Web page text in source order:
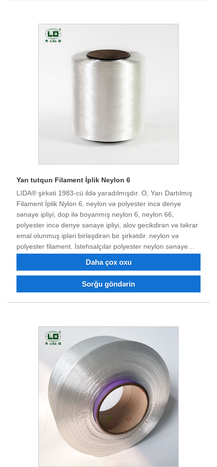
Yarı tutqun Filament İplik Neylon 6
LIDA® şirkəti 1983-cü ildə yaradılmışdır. O, Yarı Dartılmış
Filament İplik Nylon 6, neylon və polyester incə denye
sənaye ipliyi, dop ilə boyanmış neylon 6, neylon 66,
polyester incə denye sənaye ipliyi, alov gecikdirən və təkrar
emal olunmuş ipləri birləşdirən bir şirkətdir. neylon və
polyester filament. İstehsalçılar polyester neylon sənaye
Dongbang Town, Changshu City, Yangtze River Delta
texnoloji transformasiya və innovasiyadan sonra məhsulun
keyfiyyətinə, yaxşı reputasiyaya malikdir və idxal və ixrac
hüququna malikdir. İnanırıq ki, gələcəkdə qazan-qazan
vəziyyətində sizinlə əməkdaşlıq edə bilərik və Çində
uzunmüddətli tərəfdaşınız olmağı səbirsizliklə gözləyirik.
Daha çox oxu
Sorğu göndərin